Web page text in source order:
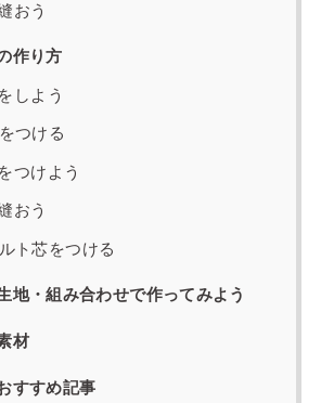
おう
作り方
しよう
つける
つけよう
おう
ト芯をつける
地・組み合わせで作ってみよう
材
すすめ記事